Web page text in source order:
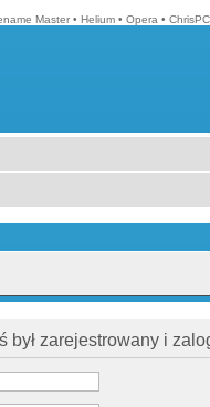
Master • Helium • Opera •
był zarejestrowany i